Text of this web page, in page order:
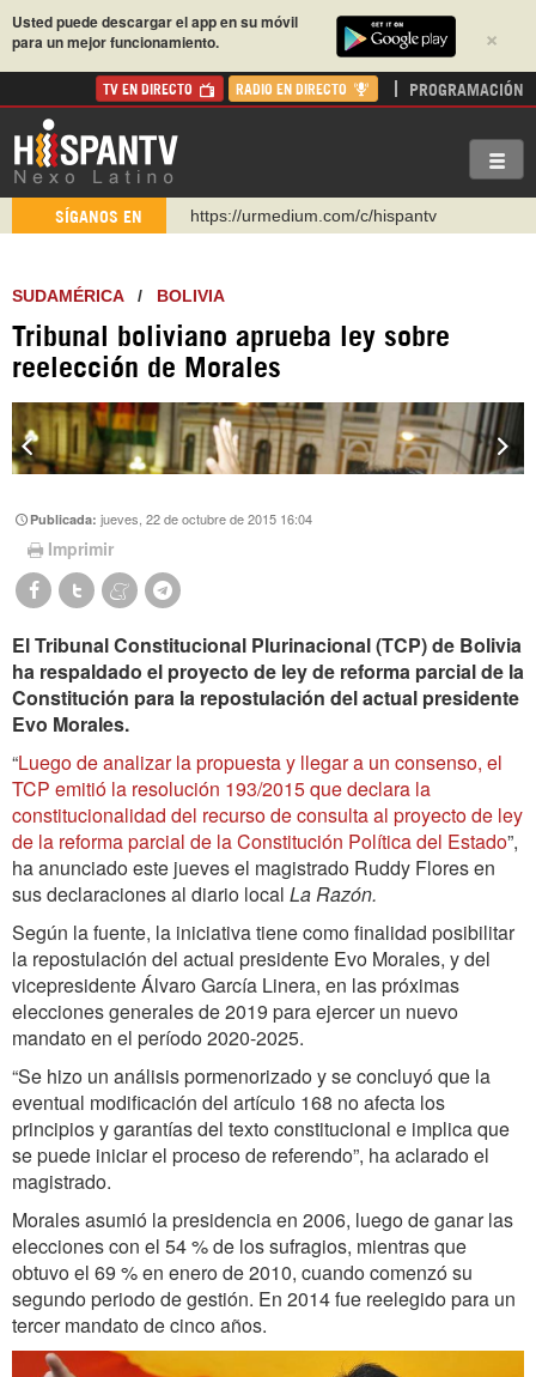
×
Usted puede descargar el app en su móvil
para un mejor funcionamiento.
TV EN DIRECTO RADIO EN DIRECTO PROGRAMACIÓN
SÍGANOS EN
https://urmedium.com/c/hispantv
Instagram como: hispan_tv
https://www.facebook.com/Nexolatino.Canal
https://www.youtube.com/@nexo_latino
https://t.me/hispantvcanal
SUDAMÉRICA/ BOLIVIA
Tribunal boliviano aprueba ley sobre
reelección de Morales
Publicada:jueves, 22 de octubre de 2015 16:04
Imprimir
El Tribunal Constitucional Plurinacional (TCP) de Bolivia
ha respaldado el proyecto de ley de reforma parcial de la
Constitución para la repostulación del actual presidente
Evo Morales.
“Luego de analizar la propuesta y llegar a un consenso, el
TCP emitió la resolución 193/2015 que declara la
constitucionalidad del recurso de consulta al proyecto de ley
de la reforma parcial de la Constitución Política del Estado”,
ha anunciado este jueves el magistrado Ruddy Flores en
sus declaraciones al diario local La Razón.
Según la fuente, la iniciativa tiene como finalidad posibilitar
la repostulación del actual presidente Evo Morales, y del
vicepresidente Álvaro García Linera, en las próximas
elecciones generales de 2019 para ejercer un nuevo
mandato en el período 2020-2025.
“Se hizo un análisis pormenorizado y se concluyó que la
eventual modificación del artículo 168 no afecta los
principios y garantías del texto constitucional e implica que
se puede iniciar el proceso de referendo”, ha aclarado el
magistrado.
Morales asumió la presidencia en 2006, luego de ganar las
elecciones con el 54 % de los sufragios, mientras que
obtuvo el 69 % en enero de 2010, cuando comenzó su
segundo periodo de gestión. En 2014 fue reelegido para un
tercer mandato de cinco años.